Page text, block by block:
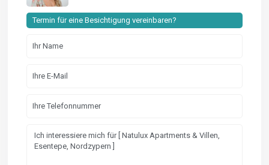
Termin für eine Besichtigung vereinbaren?